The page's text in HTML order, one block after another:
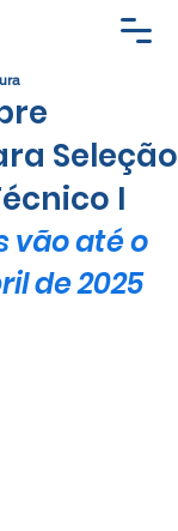
Seleção
I
vão até o
de 2025